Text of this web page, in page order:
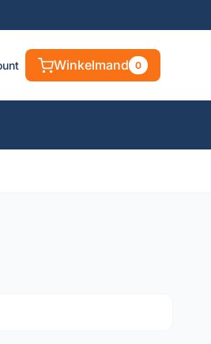
Winkelmand 0